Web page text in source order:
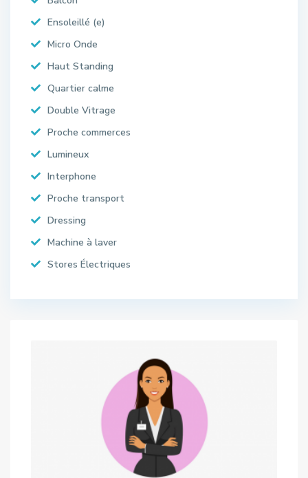
Ensoleillé (e)
Micro Onde
Haut Standing
Quartier calme
Double Vitrage
Proche commerces
Lumineux
Interphone
Proche transport
Dressing
Machine à laver
Stores Électriques